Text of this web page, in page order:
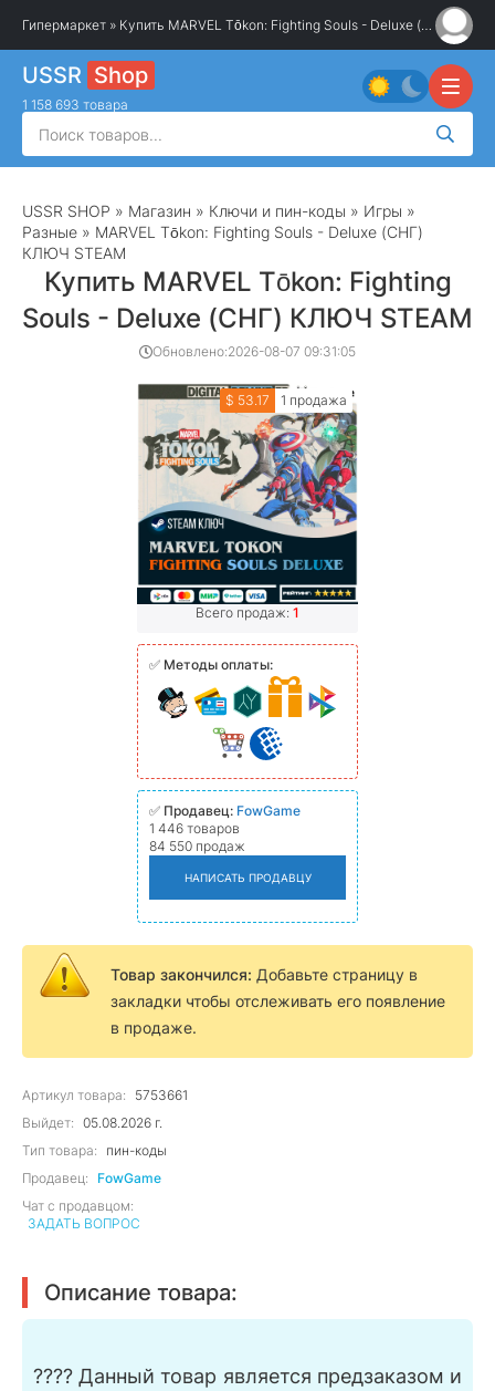
Гипермаркет » Купить MARVEL Tōkon: Fighting Souls - Deluxe (СНГ) КЛЮЧ STEAM
USSR Shop
1 158 693 товара
USSR SHOP » Магазин » Ключи и пин-коды » Игры »
Разные » MARVEL Tōkon: Fighting Souls - Deluxe (СНГ)
КЛЮЧ STEAM
Купить MARVEL Tōkon: Fighting
Souls - Deluxe (СНГ) КЛЮЧ STEAM
Обновлено:2026-08-07 09:31:05
$ 53.17 1 продажа
Всего продаж: 1
✅ Методы оплаты:
✅ Продавец: FowGame
1 446 товаров
84 550 продаж
НАПИСАТЬ ПРОДАВЦУ
Товар закончился: Добавьте страницу в
закладки чтобы отслеживать его появление
в продаже.
Артикул товара:
5753661
Выйдет: 05.08.2026 г.
Тип товара:
пин-коды
Продавец:
FowGame
Чат с продавцом:
ЗАДАТЬ ВОПРОС
Описание товара:
???? Данный товар является предзаказом и